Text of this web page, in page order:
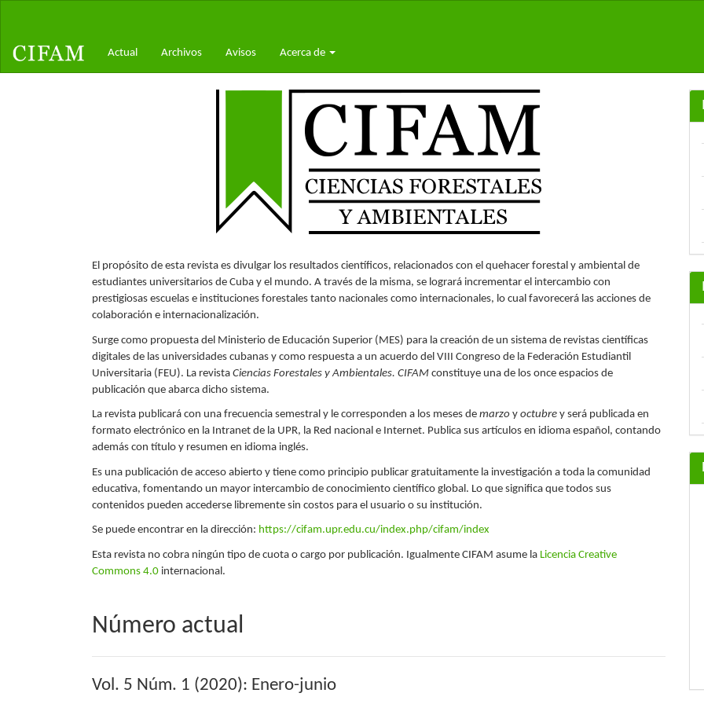
principal
Barra
Actual Archivos Avisos Acerca de
El propósito de esta revista es divulgar los resultados científicos, relacionados con el quehacer forestal y ambiental de
estudiantes universitarios de Cuba y el mundo. A través de la misma, se logrará incrementar el intercambio con
prestigiosas escuelas e instituciones forestales tanto nacionales como internacionales, lo cual favorecerá las acciones de
colaboración e internacionalización.
Surge como propuesta del Ministerio de Educación Superior (MES) para la creación de un sistema de revistas científicas
digitales de las universidades cubanas y como respuesta a un acuerdo del VIII Congreso de la Federación Estudiantil
Universitaria (FEU). La revista Ciencias Forestales y Ambientales. CIFAM constituye una de los once espacios de
publicación que abarca dicho sistema.
La revista publicará con una frecuencia semestral y le corresponden a los meses de marzo y octubre y será publicada en
formato electrónico en la Intranet de la UPR, la Red nacional e Internet. Publica sus artículos en idioma español, contando
además con título y resumen en idioma inglés.
Es una publicación de acceso abierto y tiene como principio publicar gratuitamente la investigación a toda la comunidad
educativa, fomentando un mayor intercambio de conocimiento científico global. Lo que significa que todos sus
contenidos pueden accederse libremente sin costos para el usuario o su institución.
Se puede encontrar en la dirección: https://cifam.upr.edu.cu/index.php/cifam/index
Esta revista no cobra ningún tipo de cuota o cargo por publicación. Igualmente CIFAM asume la Licencia Creative
Commons 4.0 internacional.
Número actual
Vol. 5 Núm. 1 (2020): Enero-junio